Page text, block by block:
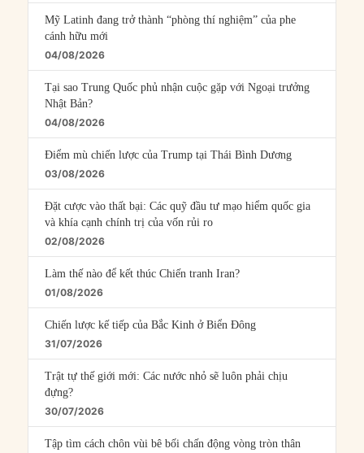
Mỹ Latinh đang trở thành “phòng thí nghiệm” của phe
cánh hữu mới
04/08/2026
Tại sao Trung Quốc phủ nhận cuộc gặp với Ngoại trưởng
Nhật Bản?
04/08/2026
Điểm mù chiến lược của Trump tại Thái Bình Dương
03/08/2026
Đặt cược vào thất bại: Các quỹ đầu tư mạo hiểm quốc gia
và khía cạnh chính trị của vốn rủi ro
02/08/2026
Làm thế nào để kết thúc Chiến tranh Iran?
01/08/2026
Chiến lược kế tiếp của Bắc Kinh ở Biển Đông
31/07/2026
Trật tự thế giới mới: Các nước nhỏ sẽ luôn phải chịu
đựng?
30/07/2026
Tập tìm cách chôn vùi bê bối chấn động vòng tròn thân